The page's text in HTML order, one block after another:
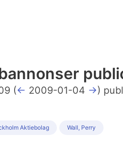
(← 2009-01-04 →)
Aktiebolag Wall, Perry